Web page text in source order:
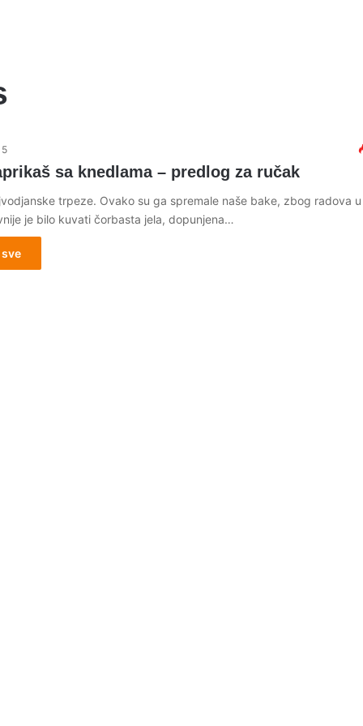
sa knedlama – predlog za ručak
trpeze. Ovako su ga spremale naše bake, zbog radova
je bilo kuvati čorbasta jela, dopunjena…